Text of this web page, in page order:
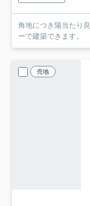
角地につき陽当たり
ーで建築できます。
売地